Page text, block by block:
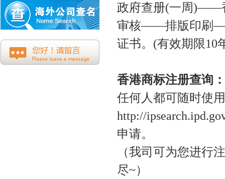
政府查册(一周)——
审核——排版印刷
证书。 (有效期限10
香港商标注册查询：
任何人都可随时使
http://
申请。
（我司可为您进行
尽~）